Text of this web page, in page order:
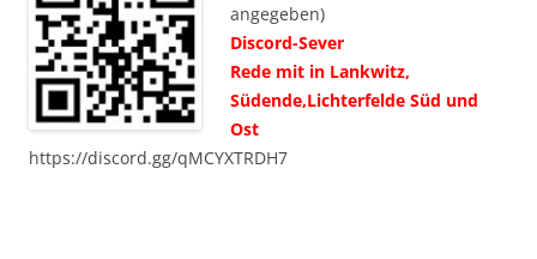
angegeben)
Discord-Sever
Rede mit in Lankwitz,
Südende,Lichterfelde Süd und
Ost
https://discord.gg/qMCYXTRDH7